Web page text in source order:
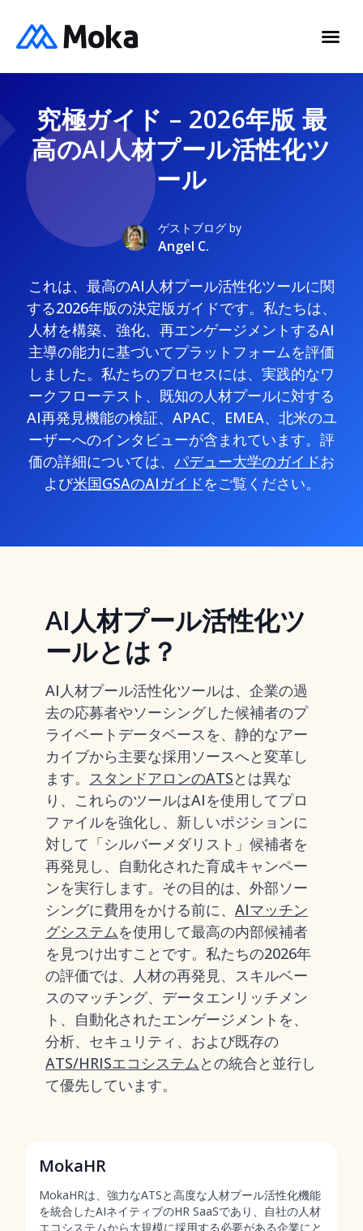
究極ガイド – 2026年版 最
高のAI人材プール活性化ツ
ール
ゲストブログ by
Angel C.
これは、最高のAI人材プール活性化ツールに関
する2026年版の決定版ガイドです。私たちは、
人材を構築、強化、再エンゲージメントするAI
主導の能力に基づいてプラットフォームを評価
しました。私たちのプロセスには、実践的なワ
ークフローテスト、既知の人材プールに対する
AI再発見機能の検証、APAC、EMEA、北米のユ
ーザーへのインタビューが含まれています。評
価の詳細については、 パデュー大学のガイドお
よび米国GSAのAIガイドをご覧ください。
AI人材プール活性化ツ
ールとは？
AI人材プール活性化ツールは、企業の過
去の応募者やソーシングした候補者のプ
ライベートデータベースを、静的なアー
カイブから主要な採用ソースへと変革し
ます。 スタンドアロンのATSとは異な
り、これらのツールはAIを使用してプロ
ファイルを強化し、新しいポジションに
対して「シルバーメダリスト」候補者を
再発見し、自動化された育成キャンペー
ンを実行します。その目的は、外部ソー
シングに費用をかける前に、 AIマッチン
グシステムを使用して最高の内部候補者
を見つけ出すことです。私たちの2026年
の評価では、人材の再発見、スキルベー
スのマッチング、データエンリッチメン
ト、自動化されたエンゲージメントを、
分析、セキュリティ、および既存の
ATS/HRISエコシステムとの統合と並行し
て優先しています。
MokaHR
MokaHRは、強力なATSと高度な人材プール活性化機能
を統合したAIネイティブのHR SaaSであり、自社の人材
エコシステムから大規模に採用する必要がある企業にと